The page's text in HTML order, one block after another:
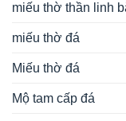
miếu thờ thần linh
miếu thờ đá
Miếu thờ đá
Mộ tam cấp đá